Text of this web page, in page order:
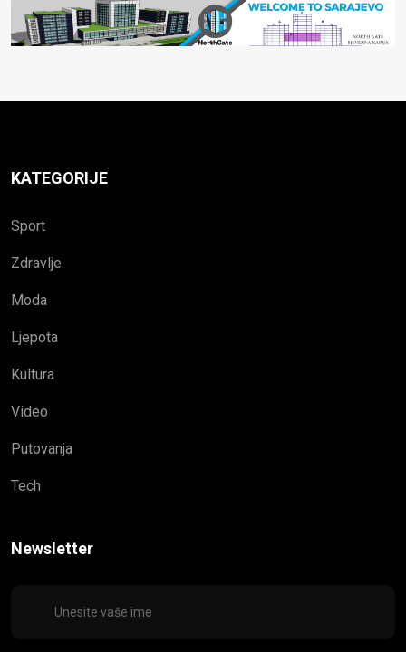
KATEGORIJE
Sport
Zdravlje
Moda
Ljepota
Kultura
Video
Putovanja
Tech
Newsletter